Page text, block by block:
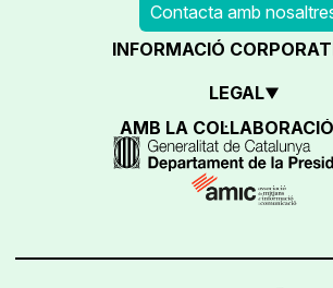
Contacta amb
INFORMACIÓ
LEGAL
AMB LA